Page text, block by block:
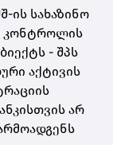
ის სახაზინო
კონტროლის
- შპს
აქტივის
არ